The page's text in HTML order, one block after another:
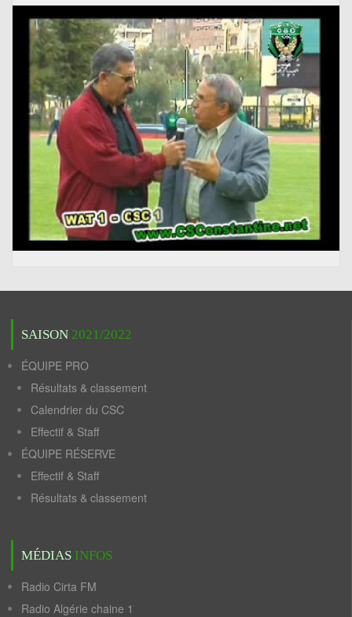
SAISON 2021/2022
ÉQUIPE PRO
Résultats & classement
Calendrier du CSC
Effectif & Staff
ÉQUIPE RÉSERVE
Effectif & Staff
Résultats & classement
MÉDIAS INFOS
Radio Cirta FM
Radio Algérie chaine 1